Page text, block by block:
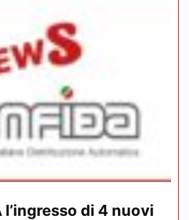
l’ingresso di 4 nuovi